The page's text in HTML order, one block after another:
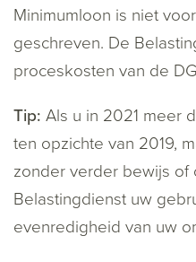
Minimumloon is niet
geschreven. De
proceskosten van de
Tip: Als u in 2021 meer
ten opzichte van 2019,
zonder verder bewijs of
Belastingdienst uw
evenredigheid van uw